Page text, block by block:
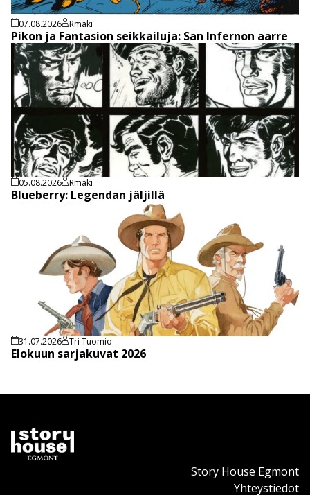
07.08.2026 Rmaki
Pikon ja Fantasion seikkailuja: San Infernon aarre
05.08.2026 Rmaki
Blueberry: Legendan jäljillä
31.07.2026 Tri Tuomio
Elokuun sarjakuvat 2026
Story House Egmont
Yhteystiedot